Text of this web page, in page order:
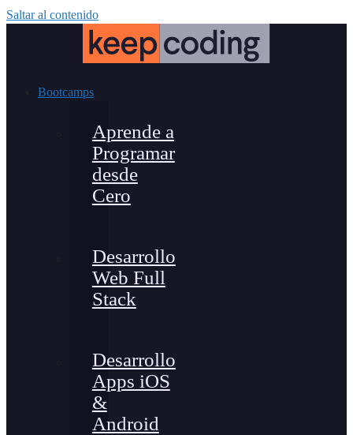
Saltar al contenido
Bootcamps
Aprende a
Programar
desde
Cero
Desarrollo
Web Full
Stack
Desarrollo
Apps iOS
&
Android